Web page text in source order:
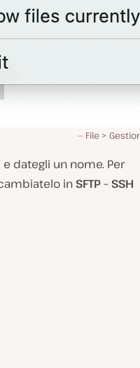
File >
e dategli un nome. Per
in SFTP – SSH